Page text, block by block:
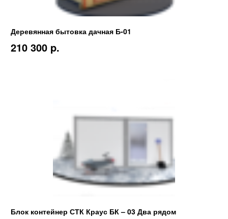
Деревянная бытовка дачная Б-01
210 300 p.
Блок контейнер СТК Краус БК – 03 Два рядом